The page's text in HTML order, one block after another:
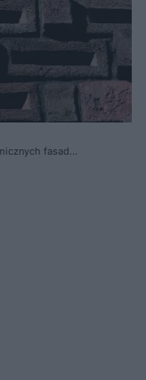
fasad